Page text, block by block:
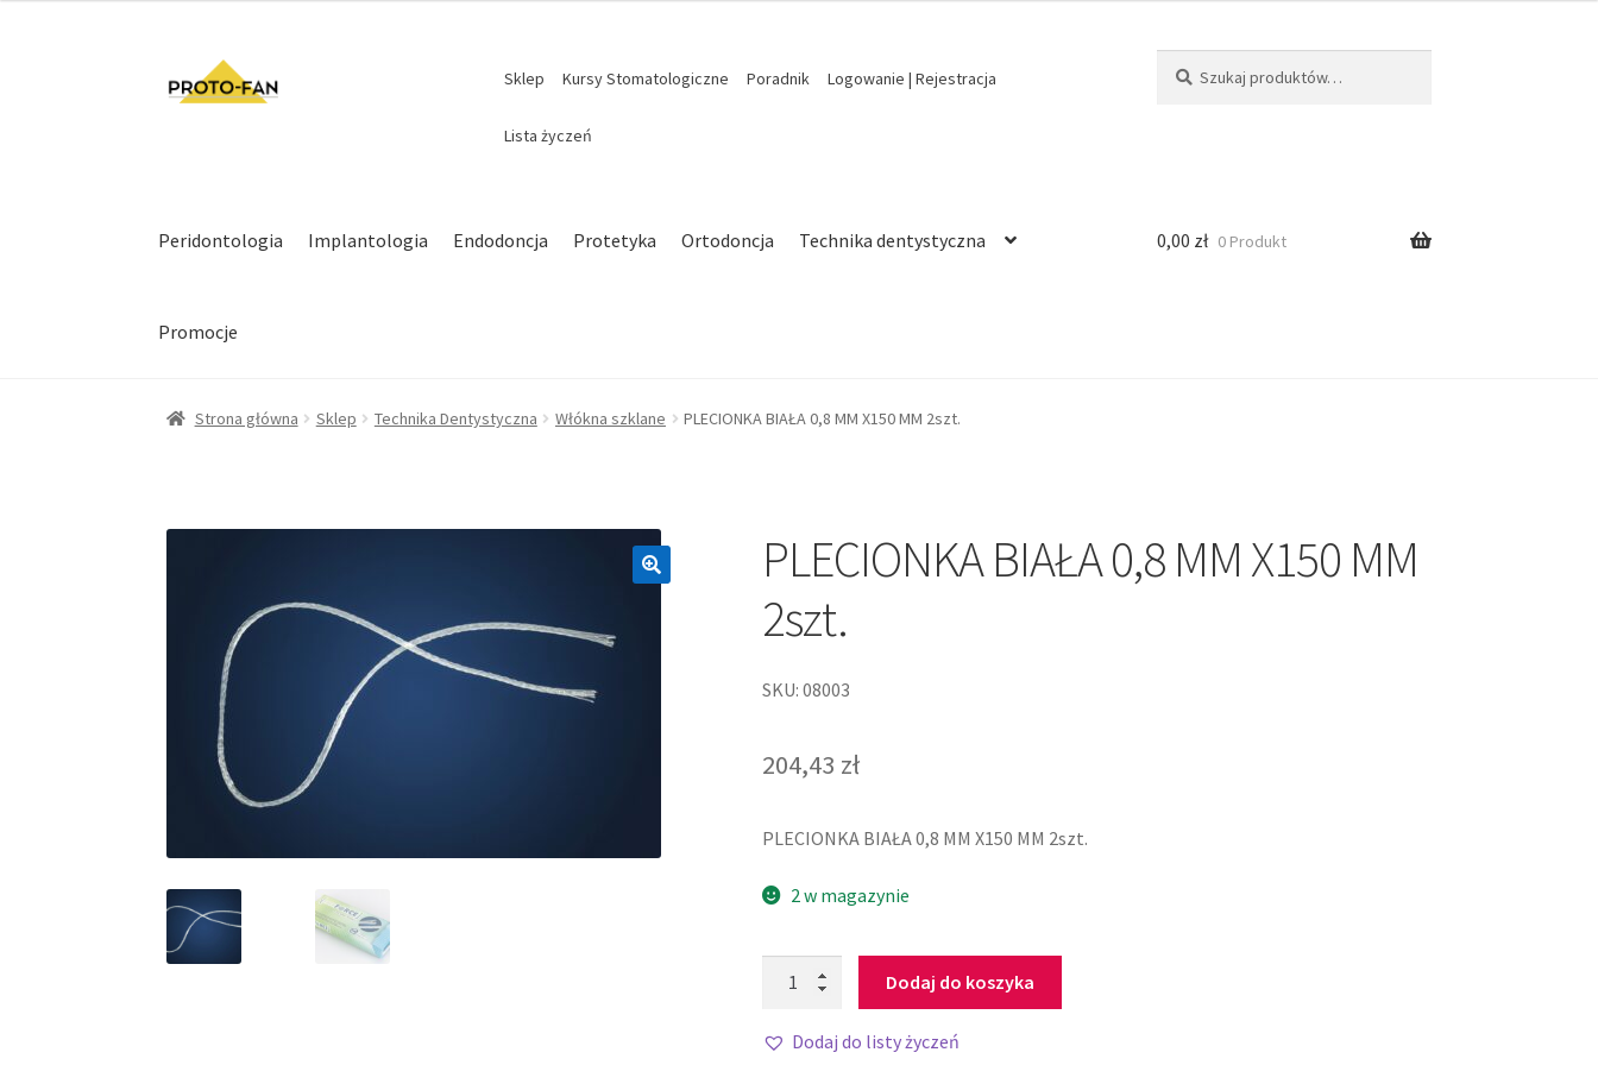
Sklep Kursy Stomatologiczne Poradnik Logowanie | Rejestracja
Lista życzeń
Peridontologia Implantologia Endodoncja Protetyka Ortodoncja Technika dentystyczna
Promocje
0,00 zł 0 Produkt
Strona główna Sklep Technika Dentystyczna Włókna szklane PLECIONKA BIAŁA 0,8 MM X150 MM 2szt.
PLECIONKA BIAŁA 0,8 MM X150 MM
2szt.
SKU: 08003
204,43 zł
PLECIONKA BIAŁA 0,8 MM X150 MM 2szt.
2 w magazynie
Dodaj do koszyka
Dodaj do listy życzeń